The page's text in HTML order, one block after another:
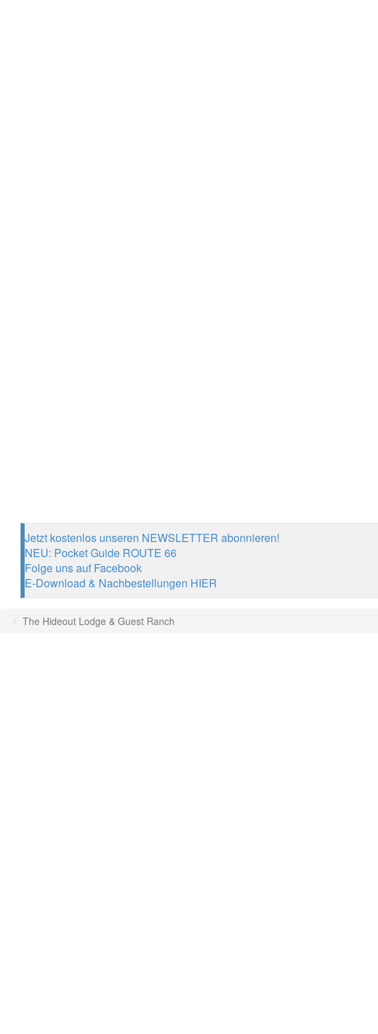
Jetzt kostenlos unseren NEWSLETTER abonnieren!
NEU: Pocket Guide ROUTE 66
Folge uns auf Facebook
E-Download & Nachbestellungen HIER
The Hideout Lodge & Guest Ranch